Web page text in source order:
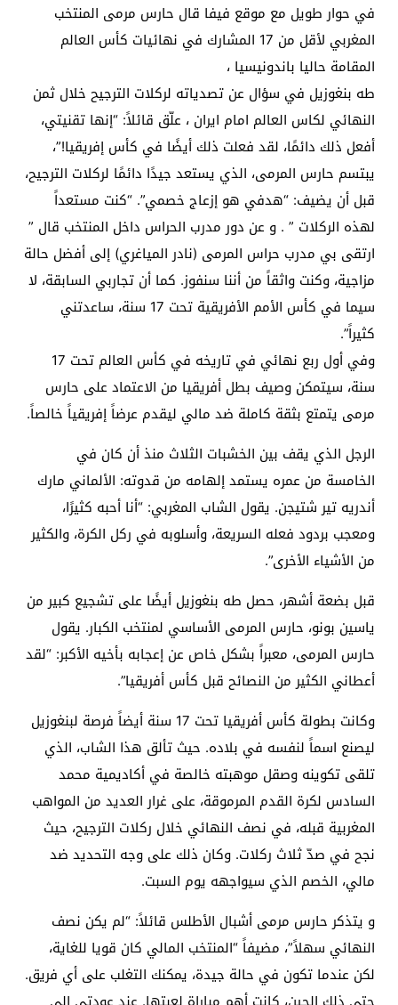
في حوار طويل مع موقع فيفا قال حارس مرمى المنتخب
المغربي لأقل من 17 المشارك في نهائيات كأس العالم
المقامة حاليا باندونيسيا ،
طه بنغوزيل في سؤال عن تصدياته لركلات الترجيح خلال ثمن
النهائي لكاس العالم امام ايران ، علّق قائلاً: “إنها تقنيتي،
أفعل ذلك دائمًا، لقد فعلت ذلك أيضًا في كأس إفريقيا!”،
يبتسم حارس المرمى، الذي يستعد جيدًا دائمًا لركلات الترجيح،
قبل أن يضيف: “هدفي هو إزعاج خصمي”. “كنت مستعداً
لهذه الركلات ” . و عن دور مدرب الحراس داخل المنتخب قال ”
ارتقى بي مدرب حراس المرمى (نادر المياغري) إلى أفضل حالة
مزاجية، وكنت واثقاً من أننا سنفوز. كما أن تجاربي السابقة، لا
سيما في كأس الأمم الأفريقية تحت 17 سنة، ساعدتني
كثيراً”.
وفي أول ربع نهائي في تاريخه في كأس العالم تحت 17
سنة، سيتمكن وصيف بطل أفريقيا من الاعتماد على حارس
مرمى يتمتع بثقة كاملة ضد مالي ليقدم عرضاً إفريقياً خالصاً.
الرجل الذي يقف بين الخشبات الثلاث منذ أن كان في
الخامسة من عمره يستمد إلهامه من قدوته: الألماني مارك
أندريه تير شتيجن. يقول الشاب المغربي: “أنا أحبه كثيرًا،
ومعجب بردود فعله السريعة، وأسلوبه في ركل الكرة، والكثير
من الأشياء الأخرى”.
قبل بضعة أشهر، حصل طه بنغوزيل أيضًا على تشجيع كبير من
ياسين بونو، حارس المرمى الأساسي لمنتخب الكبار. يقول
حارس المرمى، معبراً بشكل خاص عن إعجابه بأخيه الأكبر: “لقد
أعطاني الكثير من النصائح قبل كأس أفريقيا”.
وكانت بطولة كأس أفريقيا تحت 17 سنة أيضاً فرصة لبنغوزيل
ليصنع اسماً لنفسه في بلاده. حيث تألق هذا الشاب، الذي
تلقى تكوينه وصقل موهبته خالصة في أكاديمية محمد
السادس لكرة القدم المرموقة، على غرار العديد من المواهب
المغربية قبله، في نصف النهائي خلال ركلات الترجيح، حيث
نجح في صدّ ثلاث ركلات. وكان ذلك على وجه التحديد ضد
مالي، الخصم الذي سيواجهه يوم السبت.
و يتذكر حارس مرمى أشبال الأطلس قائلاً: “لم يكن نصف
النهائي سهلاً”، مضيفاً “المنتخب المالي كان قويا للغاية،
لكن عندما تكون في حالة جيدة، يمكنك التغلب على أي فريق.